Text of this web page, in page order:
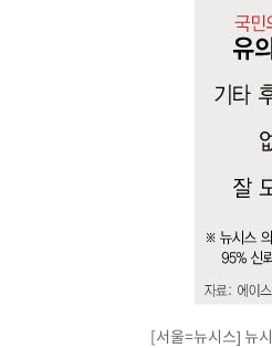
외국인 심판 성 접대
[속보]코스닥, 2.86
[속보]코스피, 6200
[속보]원·달러 환율,
[속보] 노원서 40.1
[속보]종합특검, '계엄
외신들도 주목한 韓
11시간 압수수색에
[속보]규제합리화위
[속보]국힘 윤리위, '
[서울=뉴시스] 뉴